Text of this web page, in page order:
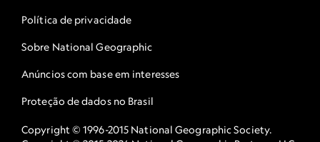
Política de privacidade
Sobre National Geographic
Anúncios com base em interesses
Proteção de dados no Brasil
Copyright © 1996-2015 National Geographic Society.